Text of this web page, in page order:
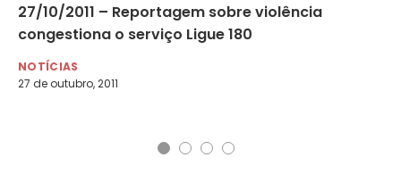
27/10/2011 – Reportagem sobre violência
congestiona o serviço Ligue 180
NOTÍCIAS
27 de outubro, 2011